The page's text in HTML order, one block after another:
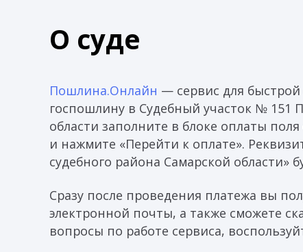
О суде
Пошлина.Онлайн — сервис для
госпошлину в Судебный участок № 151
области заполните в блоке оплаты
и нажмите «Перейти к оплате».
судебного района Самарской области»
Сразу после проведения платежа вы
электронной почты, а также сможете
вопросы по работе сервиса,